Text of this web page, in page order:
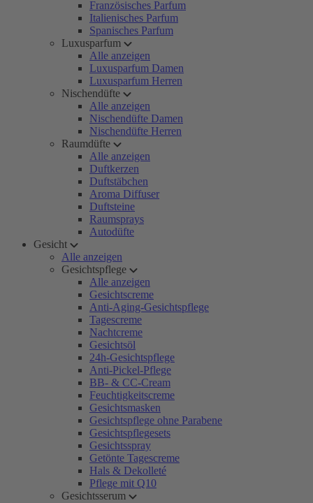
Französisches Parfum
Italienisches Parfum
Spanisches Parfum
Luxusparfum
Alle anzeigen
Luxusparfum Damen
Luxusparfum Herren
Nischendüfte
Alle anzeigen
Nischendüfte Damen
Nischendüfte Herren
Raumdüfte
Alle anzeigen
Duftkerzen
Duftstäbchen
Aroma Diffuser
Duftsteine
Raumsprays
Autodüfte
Gesicht
Alle anzeigen
Gesichtspflege
Alle anzeigen
Gesichtscreme
Anti-Aging-Gesichtspflege
Tagescreme
Nachtcreme
Gesichtsöl
24h-Gesichtspflege
Anti-Pickel-Pflege
BB- & CC-Cream
Feuchtigkeitscreme
Gesichtsmasken
Gesichtspflege ohne Parabene
Gesichtspflegesets
Gesichtsspray
Getönte Tagescreme
Hals & Dekolleté
Pflege mit Q10
Gesichtsserum